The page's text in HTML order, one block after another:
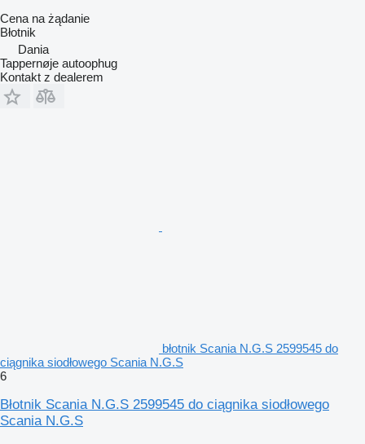
Cena na żądanie
Błotnik
Dania
Tappernøje autoophug
Kontakt z dealerem
błotnik Scania N.G.S 2599545 do
ciągnika siodłowego Scania N.G.S
6
Błotnik Scania N.G.S 2599545 do ciągnika siodłowego
Scania N.G.S